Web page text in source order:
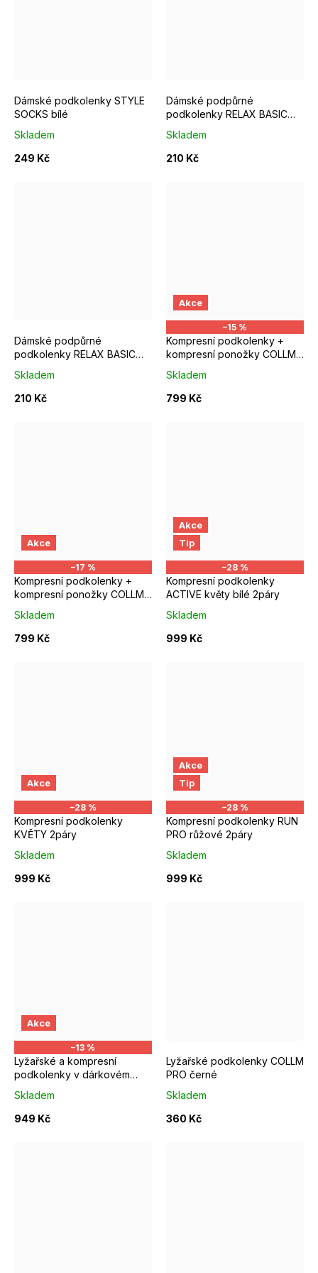
Dámské podkolenky STYLE
SOCKS bílé
Skladem
249 Kč
Dámské podpůrné
podkolenky RELAX BASIC
Skladem
210 Kč
Dámské podpůrné
podkolenky RELAX BASIC
Skladem
210 Kč
velikost - L
Akce
–15 %
Kompresní podkolenky +
kompresní ponožky COLLM
Skladem
799 Kč
S/M EUR 37-39
Akce
–17 %
Kompresní podkolenky +
kompresní ponožky COLLM
Skladem
799 Kč
S/M EUR 37-39 M/L EUR 40-42
Akce
Tip
–28 %
Kompresní podkolenky
ACTIVE květy bílé 2páry
Skladem
999 Kč
S/M EUR 37-39
Akce
–28 %
Kompresní podkolenky
KVĚTY 2páry
Skladem
999 Kč
S/M EUR 37-39
Akce
Tip
–28 %
Kompresní podkolenky RUN
PRO růžové 2páry
Skladem
999 Kč
S/M EUR 37-39
Akce
–13 %
Lyžařské a kompresní
podkolenky v dárkovém
Skladem
949 Kč
S/M EUR 37-39
Lyžařské podkolenky COLLM
PRO černé
Skladem
360 Kč